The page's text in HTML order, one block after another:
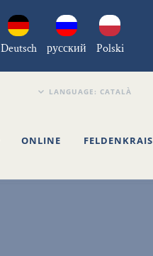
Deutsch русский Polski
ONLINE FELDENKRAIS